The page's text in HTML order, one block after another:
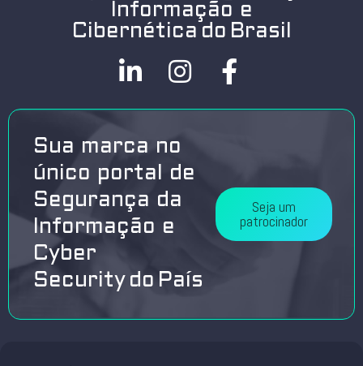
Informação e
Cibernética do Brasil
Sua marca no
único portal de
Segurança da
Informação e
Cyber
Security do País
Seja um
patrocinador